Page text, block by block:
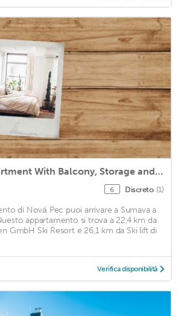
Comfortable Apartment With Balcony, Storage and Parking
6 Discreto (1)
di Nová Pec puoi arrivare a Sumava a
appartamento si trova a 22,4 km da
GmbH Ski Resort e 26,1 km da Ski lift di
Verifica disponibilità